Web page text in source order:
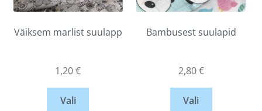
Väiksem marlist suulapp
1,20€
Vali
Bambusest suulapid
2,80€
Vali